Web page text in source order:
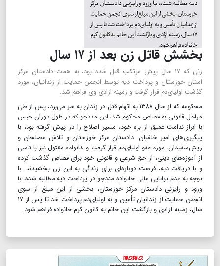
بخشش قاتل زن بعد از ۱۷ سال
زنی که ۱۷ سال پیش مرتکب قتل شده بود، به همت دادستان مرکز
استان خوزستان و پرداخت دیه توسط انجمن حمایت از زندانیان، مورد
گذشت اولیای‌دم قرار گرفت و زمینه آزادی وی فراهم شد.
محکومه که از سال ۱۳۸۸ به اتهام قتل در زندان به سر می‌برد، پس از طی
مراحل قانونی به قصاص محکوم شد، این مددجو که در طول دوران حبس
با ابراز ندامت عمیق از بزه خود، مسیر اصلاح را در پیش گرفته بود، با
پیگیری‌های امیر خلفیان، دادستان مرکز خوزستان و تلاش مصلحان و
ریش‌سفیدان، مورد عفو اولیای‌دم قرار گرفت و خانواده مقتول نیز با تأسی
از آموزه‌های دینی، از حق شرعی و قانونی خود برای قصاص گذشت کرده
و با دریافت دیه، فرصت دوباره‌ای برای زندگی به این زن بخشیدند. با
توجه به عدم توانایی مالی خانواده مددجو در پرداخت دیه مطالبه شده، با
ورود و رایزنی دادستان مرکز خوزستان، بخشی از این مبلغ از سوی
انجمن حمایت از زندانیان تأمین و به اولیای‌دم پرداخت شد تا پس از ۱۷
سال، زمینه آزادی و بازگشت این خانم به کانون گرم خانواده فراهم شود.